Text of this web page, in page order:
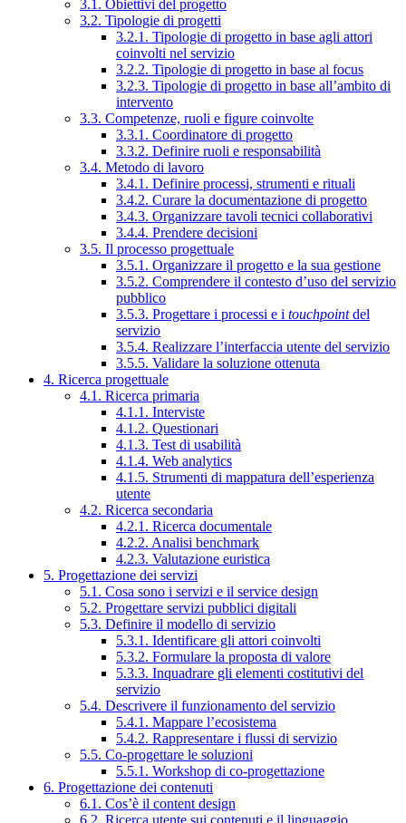
3.1. Obiettivi del progetto
3.2. Tipologie di progetti
3.2.1. Tipologie di progetto in base agli attori
coinvolti nel servizio
3.2.2. Tipologie di progetto in base al focus
3.2.3. Tipologie di progetto in base all’ambito di
intervento
3.3. Competenze, ruoli e figure coinvolte
3.3.1. Coordinatore di progetto
3.3.2. Definire ruoli e responsabilità
3.4. Metodo di lavoro
3.4.1. Definire processi, strumenti e rituali
3.4.2. Curare la documentazione di progetto
3.4.3. Organizzare tavoli tecnici collaborativi
3.4.4. Prendere decisioni
3.5. Il processo progettuale
3.5.1. Organizzare il progetto e la sua gestione
3.5.2. Comprendere il contesto d’uso del servizio
pubblico
3.5.3. Progettare i processi e i touchpointdel
servizio
3.5.4. Realizzare l’interfaccia utente del servizio
3.5.5. Validare la soluzione ottenuta
4. Ricerca progettuale
4.1. Ricerca primaria
4.1.1. Interviste
4.1.2. Questionari
4.1.3. Test di usabilità
4.1.4. Web analytics
4.1.5. Strumenti di mappatura dell’esperienza
utente
4.2. Ricerca secondaria
4.2.1. Ricerca documentale
4.2.2. Analisi benchmark
4.2.3. Valutazione euristica
5. Progettazione dei servizi
5.1. Cosa sono i servizi e il service design
5.2. Progettare servizi pubblici digitali
5.3. Definire il modello di servizio
5.3.1. Identificare gli attori coinvolti
5.3.2. Formulare la proposta di valore
5.3.3. Inquadrare gli elementi costitutivi del
servizio
5.4. Descrivere il funzionamento del servizio
5.4.1. Mappare l’ecosistema
5.4.2. Rappresentare i flussi di servizio
5.5. Co-progettare le soluzioni
5.5.1. Workshop di co-progettazione
6. Progettazione dei contenuti
6.1. Cos’è il content design
6.2. Ricerca utente sui contenuti e il linguaggio